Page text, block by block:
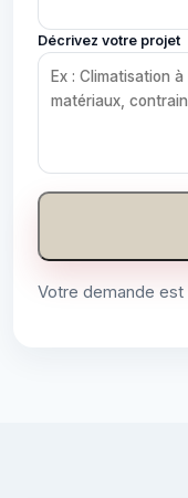
Décrivez votre projet
Votre demande est